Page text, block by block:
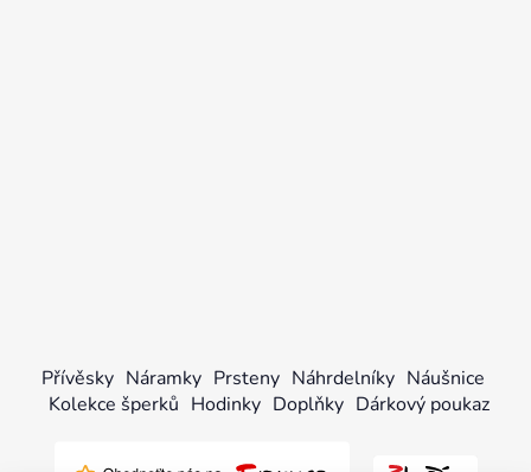
Přívěsky Náramky Prsteny Náhrdelníky Náušnice
Kolekce šperků Hodinky Doplňky Dárkový poukaz